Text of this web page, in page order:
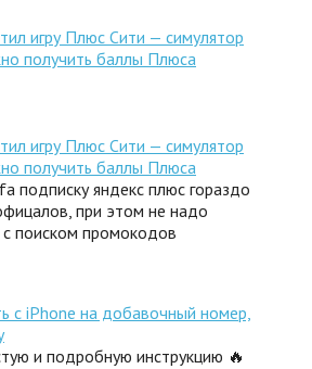
игру Плюс Сити — симулятор
получить баллы Плюса
игру Плюс Сити — симулятор
получить баллы Плюса
подписку яндекс плюс гораздо
при этом не надо
с поиском промокодов
с iPhone на добавочный номер,
и подробную инструкцию 🔥